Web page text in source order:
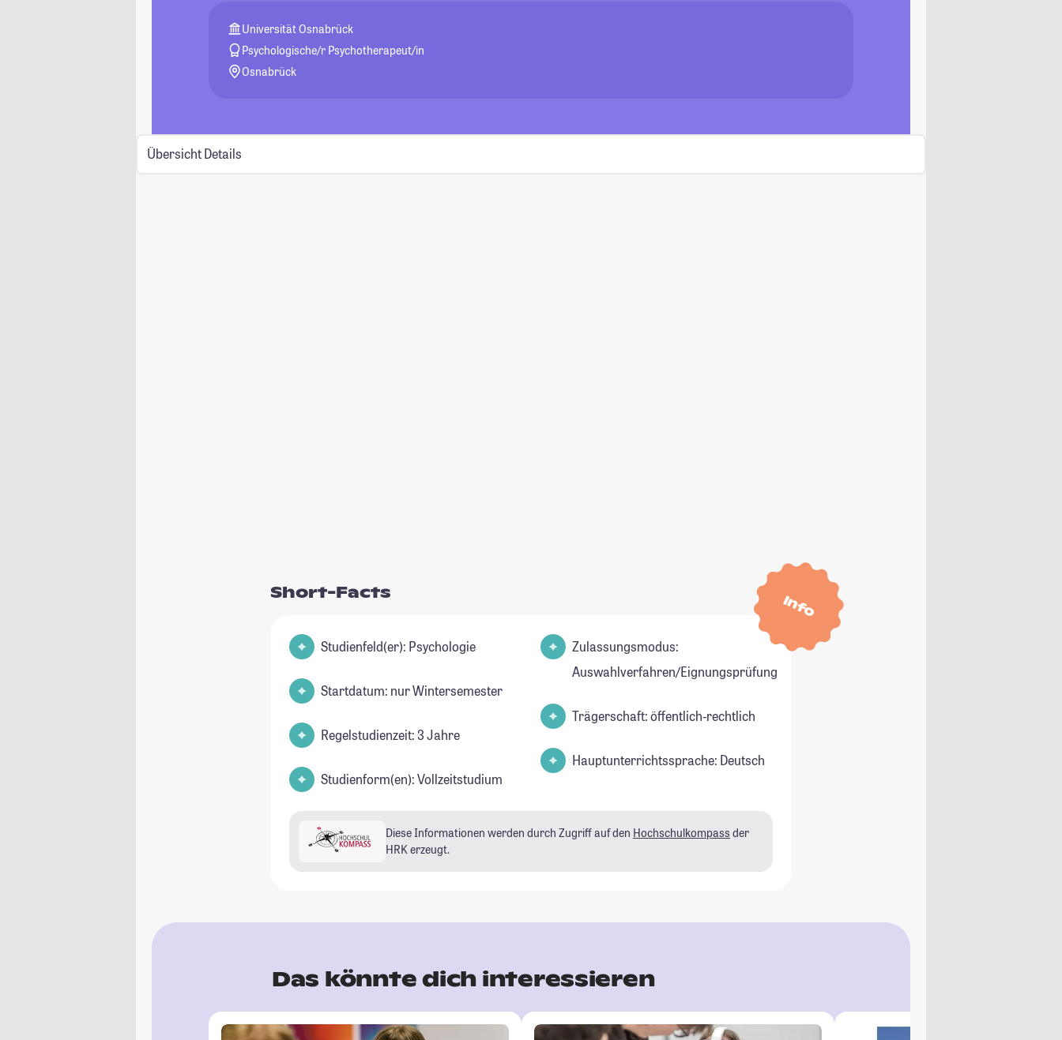
Universität Osnabrück
Psychologische/r Psychotherapeut/in
Osnabrück
Übersicht Details
Info
Short-Facts
Studienfeld(er): Psychologie
Startdatum: nur Wintersemester
Regelstudienzeit: 3 Jahre
Studienform(en): Vollzeitstudium
Zulassungsmodus:
Auswahlverfahren/Eignungsprüfung
Trägerschaft: öffentlich-rechtlich
Hauptunterrichtssprache: Deutsch
Diese Informationen werden durch Zugriff auf den Hochschulkompass der
HRK erzeugt.
Das könnte dich interessieren